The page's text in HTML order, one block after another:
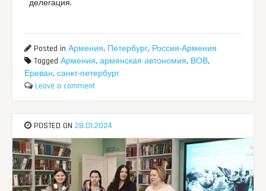
делегация.
Posted inАрмения, Петербург, Россия-Армения
TaggedАрмения,армянская автономия, ВОВ,
Ереван,санкт-петербург
Leave a comment
POSTED ON 28.01.2024